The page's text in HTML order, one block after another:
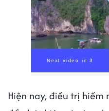
Hiện nay, điều trị